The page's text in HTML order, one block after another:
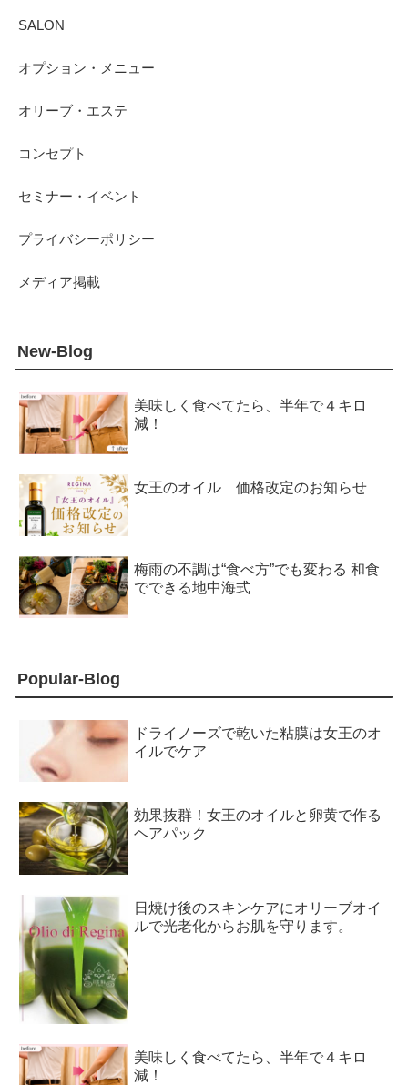
SALON
オプション・メニュー
オリーブ・エステ
コンセプト
セミナー・イベント
プライバシーポリシー
メディア掲載
New-Blog
美味しく食べてたら、半年で４キロ
減！
女王のオイル 価格改定のお知らせ
梅雨の不調は“食べ方”でも変わる 和食
でできる地中海式
Popular-Blog
ドライノーズで乾いた粘膜は女王のオ
イルでケア
効果抜群！女王のオイルと卵黄で作る
ヘアパック
日焼け後のスキンケアにオリーブオイ
ルで光老化からお肌を守ります。
美味しく食べてたら、半年で４キロ
減！